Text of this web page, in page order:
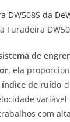
Furadeira
de
, ela
de ruído
com